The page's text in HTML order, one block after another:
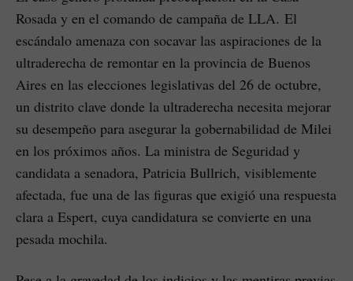
Rosada y en el comando de campaña de LLA. El
escándalo amenaza con socavar las aspiraciones de la
ultraderecha de remontar en la provincia de Buenos
Aires en las elecciones legislativas del 26 de octubre,
un distrito clave donde la ultraderecha necesita mejorar
su desempeño para asegurar la gobernabilidad de Milei
en los próximos años. La ministra de Seguridad y
candidata a senadora, Patricia Bullrich, visiblemente
afectada, fue una de las figuras que exigió una respuesta
clara a Espert, cuya candidatura se convierte en una
pesada mochila.